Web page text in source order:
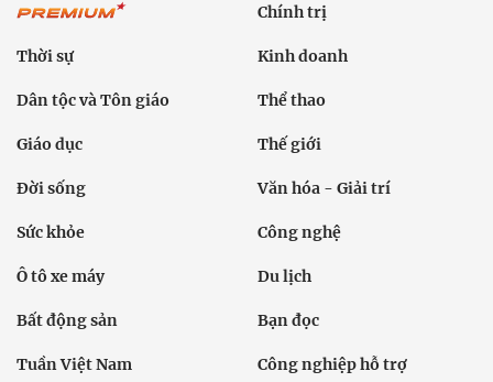
Chính trị
Thời sự Kinh doanh
Dân tộc và Tôn giáo Thể thao
Giáo dục Thế giới
Đời sống Văn hóa - Giải trí
Sức khỏe Công nghệ
Ô tô xe máy Du lịch
Bất động sản Bạn đọc
Tuần Việt Nam Công nghiệp hỗ trợ